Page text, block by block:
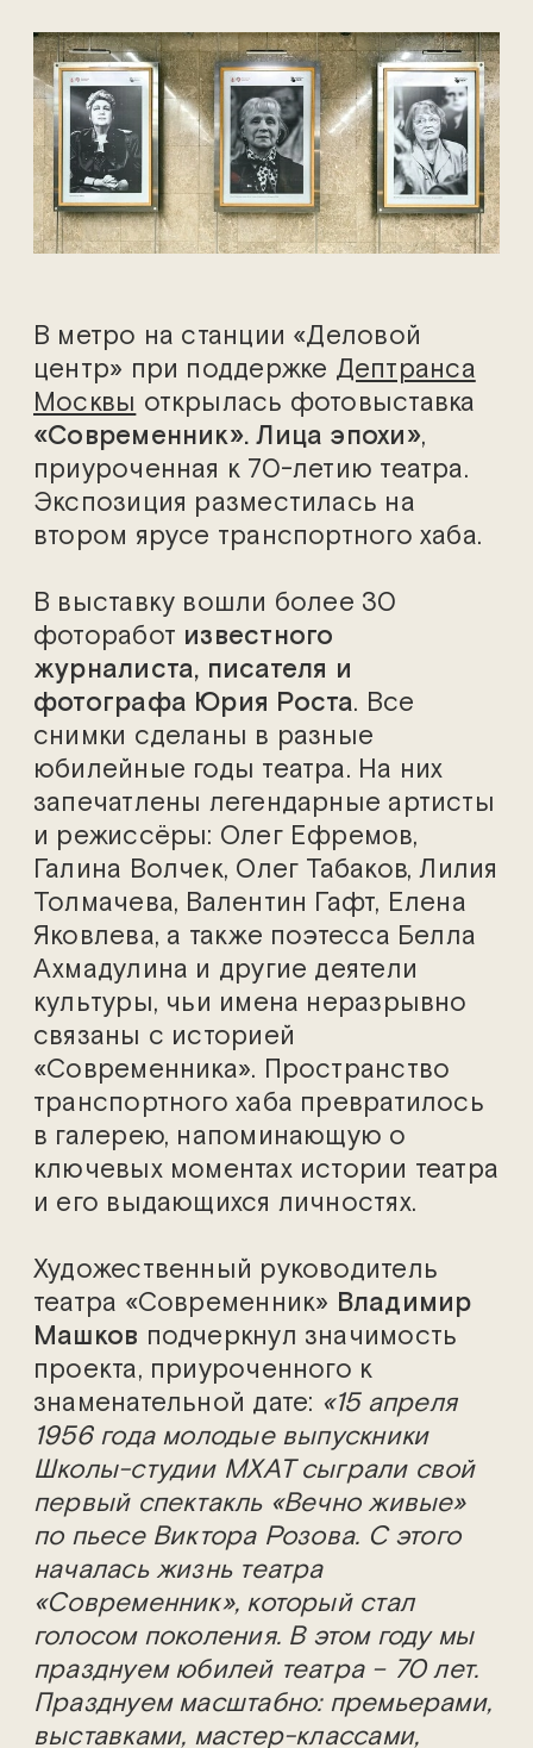
В метро на станции «Деловой
центр» при поддержке Дептранса
Москвы открылась фотовыставка
«Современник». Лица эпохи»,
приуроченная к 70-летию театра.
Экспозиция разместилась на
втором ярусе транспортного хаба.
В выставку вошли более 30
фоторабот известного
журналиста, писателя и
фотографа Юрия Роста. Все
снимки сделаны в разные
юбилейные годы театра. На них
запечатлены легендарные артисты
и режиссёры: Олег Ефремов,
Галина Волчек, Олег Табаков, Лилия
Толмачева, Валентин Гафт, Елена
Яковлева, а также поэтесса Белла
Ахмадулина и другие деятели
культуры, чьи имена неразрывно
связаны с историей
«Современника». Пространство
транспортного хаба превратилось
в галерею, напоминающую о
ключевых моментах истории театра
и его выдающихся личностях.
Художественный руководитель
театра «Современник» Владимир
Машков подчеркнул значимость
проекта, приуроченного к
знаменательной дате: «15 апреля
1956 года молодые выпускники
Школы-студии МХАТ сыграли свой
первый спектакль «Вечно живые»
по пьесе Виктора Розова. С этого
началась жизнь театра
«Современник», который стал
голосом поколения. В этом году мы
празднуем юбилей театра – 70 лет.
Празднуем масштабно: премьерами,
выставками, мастер-классами,